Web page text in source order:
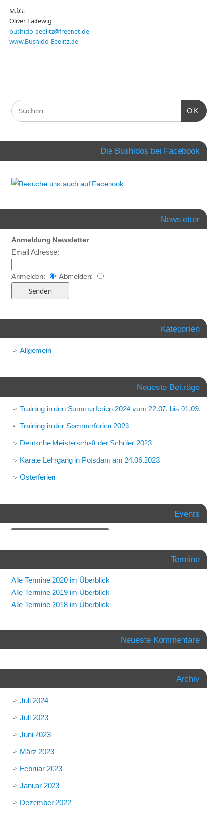
M.f.G.
Oliver Ladewig
bushido-beelitz@freenet.de
www.Bushido-Beelitz.de
OK
Die Bushidos bei Facebook
Newsletter
Anmeldung Newsletter
Email Adresse:
Anmelden: Abmelden:
Kategorien
Allgemein
Neueste Beiträge
Training in den Sommerferien 2024 vom 22.07. bis 01.09.
Training in der Sommerferien 2023
Deutsche Meisterschaft der Schüler 2023
Karate Lehrgang in Potsdam am 24.06.2023
Osterferien
Events
Termine
Alle Termine 2020 im Überblick
Alle Termine 2019 im Überblick
Alle Termine 2018 im Überblick
Neueste Kommentare
Archiv
Juli 2024
Juli 2023
Juni 2023
März 2023
Februar 2023
Januar 2023
Dezember 2022